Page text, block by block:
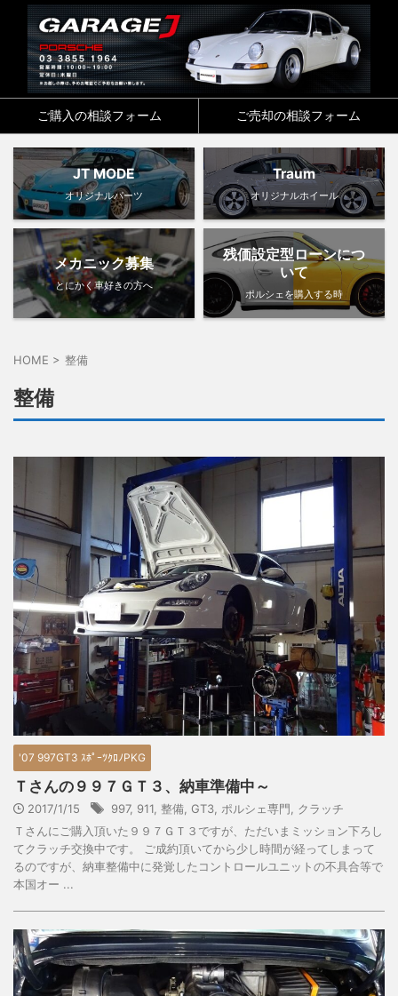
ご購入の相談フォーム ご売却の相談フォーム
JT MODE
オリジナルパーツ
Traum
オリジナルホイール
メカニック募集
とにかく車好きの方へ
残価設定型ローンにつ
いて
ポルシェを購入する時
HOME > 整備
整備
'07 997GT3 ｽﾎﾟｰﾂｸﾛﾉPKG
Ｔさんの９９７ＧＴ３、納車準備中～
2017/1/15 997, 911 整備 GT3 ポルシェ専門
クラッチ
Ｔさんにご購入頂いた９９７ＧＴ３ですが、ただいまミッション下ろし
てクラッチ交換中です。 ご成約頂いてから少し時間が経ってしまって
るのですが、納車整備中に発覚したコントロールユニットの不具合等で
本国オー ...